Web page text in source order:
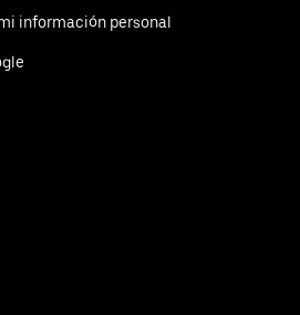
información personal